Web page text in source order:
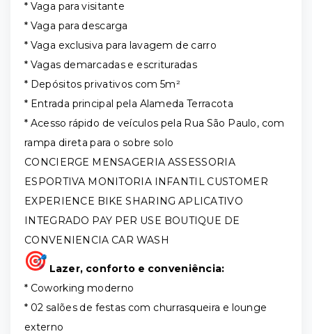
* Vaga para visitante
* Vaga para descarga
* Vaga exclusiva para lavagem de carro
* Vagas demarcadas e escrituradas
* Depósitos privativos com 5m²
* Entrada principal pela Alameda Terracota
* Acesso rápido de veículos pela Rua São Paulo, com
rampa direta para o sobre solo
CONCIERGE MENSAGERIA ASSESSORIA
ESPORTIVA MONITORIA INFANTIL CUSTOMER
EXPERIENCE BIKE SHARING APLICATIVO
INTEGRADO PAY PER USE BOUTIQUE DE
CONVENIENCIA CAR WASH
Lazer, conforto e conveniência:
* Coworking moderno
* 02 salões de festas com churrasqueira e lounge
externo